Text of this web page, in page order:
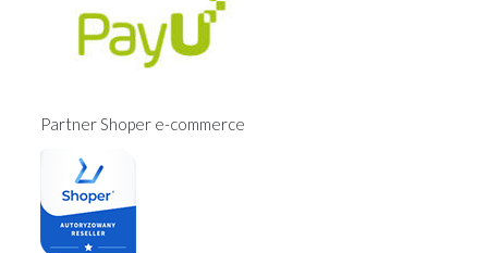
Partner Shoper e-commerce